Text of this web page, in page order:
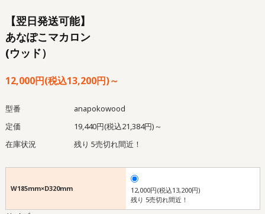
【翌日発送可能】
あなぽこマカロン
(ウッド）
12,000円(税込13,200円)～
型番
anapokowood
定価
19,440円(税込21,384円)～
在庫状況
残り 5売切れ間近！
W185mm×D320mm
12,000円(税込13,200円)
残り 5売切れ間近！